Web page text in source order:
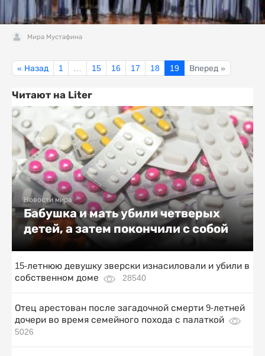
Мира Мустафина
« Назад 1 … 15 16 17 18 19 Вперед »
Читают на Liter
Новости мира
Бабушка и мать убили четверых
детей, а затем покончили с собой
15-летнюю девушку зверски изнасиловали и убили в
собственном доме
28540
Отец арестован после загадочной смерти 9-летней
дочери во время семейного похода с палаткой
5026